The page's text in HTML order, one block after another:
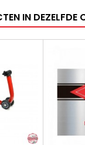
IN DEZELFDE